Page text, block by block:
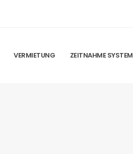
VERMIETUNG ZEITNAHME SYSTEM